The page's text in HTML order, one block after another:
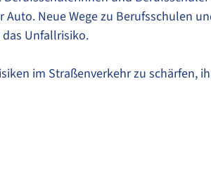
Neue Wege zu Berufsschulen
Unfallrisiko.
im Straßenverkehr zu schärfen,